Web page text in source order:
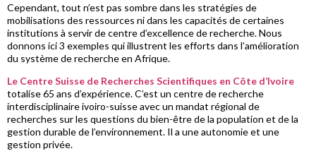
Cependant, tout n’est pas sombre dans les stratégies de
mobilisations des ressources ni dans les capacités de certaines
institutions à servir de centre d’excellence de recherche. Nous
donnons ici 3 exemples qui illustrent les efforts dans l’amélioration
du système de recherche en Afrique.
Le Centre Suisse de Recherches Scientifiques en Côte d’Ivoire
totalise 65 ans d’expérience. C’est un centre de recherche
interdisciplinaire ivoiro-suisse avec un mandat régional de
recherches sur les questions du bien-être de la population et de la
gestion durable de l’environnement. Il a une autonomie et une
gestion privée.